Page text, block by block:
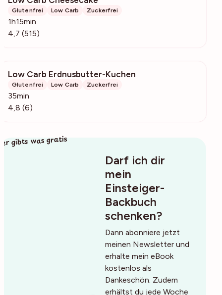
Glutenfrei Low Carb Zuckerfrei
1h15min
4,7 (515)
Low Carb Erdnusbutter-Kuchen
Glutenfrei Low Carb Zuckerfrei
35min
4,8 (6)
Darf ich dir
mein
Einsteiger-
Backbuch
schenken?
Dann abonniere jetzt
meinen Newsletter und
erhalte mein eBook
kostenlos als
Dankeschön. Zudem
erhältst du jede Woche
gibts was gratis